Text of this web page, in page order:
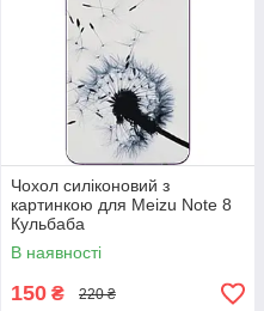
Чохол силіконовий з
картинкою для Meizu Note 8
Кульбаба
В наявності
150 ₴ 220 ₴